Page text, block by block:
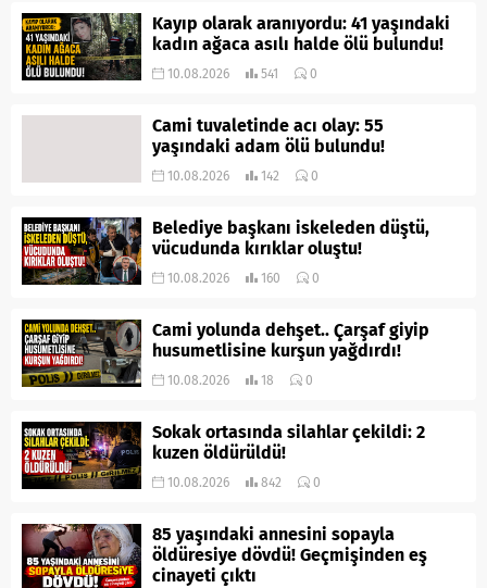
Kayıp olarak aranıyordu: 41 yaşındaki
kadın ağaca asılı halde ölü bulundu!
10.08.2026 541 0
Cami tuvaletinde acı olay: 55
yaşındaki adam ölü bulundu!
10.08.2026 142 0
Belediye başkanı iskeleden düştü,
vücudunda kırıklar oluştu!
10.08.2026 160 0
Cami yolunda dehşet.. Çarşaf giyip
husumetlisine kurşun yağdırdı!
10.08.2026 18 0
Sokak ortasında silahlar çekildi: 2
kuzen öldürüldü!
10.08.2026 842 0
85 yaşındaki annesini sopayla
öldüresiye dövdü! Geçmişinden eş
cinayeti çıktı